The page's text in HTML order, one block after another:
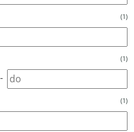
(1)
(1)
-
(1)